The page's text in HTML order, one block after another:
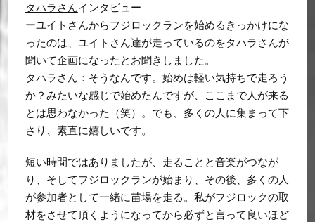
タハラさんインタビュー
ーユイトさんからフジロックランを始めるきっかけにな
ったのは、ユイトさん達が走っているのをタハラさんが
聞いて企画になったとお聞きしました。
タハラさん：そうなんです。始めは軽い気持ちで走ろう
か？みたいな感じで始めたんですが、ここまで人が来る
とは思わなかった（笑）。でも、多くの人に集まって下
さり、素直に嬉しいです。
短い時間ではありましたが、走ることと音楽がつなが
り、そしてフジロックランが始まり、その後、多くの人
が参加者として一緒に苗場を走る。私がフジロックの取
材をさせて頂くようになってから必ずと言って良いほど